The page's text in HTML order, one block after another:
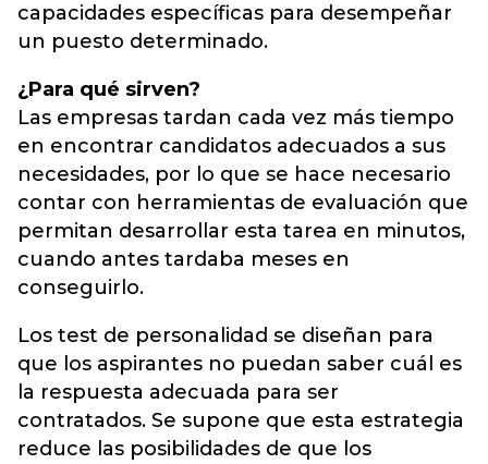
capacidades específicas para desempeñar
un puesto determinado.
¿Para qué sirven?
Las empresas tardan cada vez más tiempo
en encontrar candidatos adecuados a sus
necesidades, por lo que se hace necesario
contar con herramientas de evaluación que
permitan desarrollar esta tarea en minutos,
cuando antes tardaba meses en
conseguirlo.
Los test de personalidad se diseñan para
que los aspirantes no puedan saber cuál es
la respuesta adecuada para ser
contratados. Se supone que esta estrategia
reduce las posibilidades de que los